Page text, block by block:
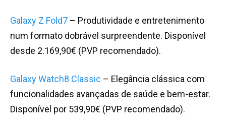
Galaxy Z Fold7 – Produtividade e entretenimento
num formato dobrável surpreendente. Disponível
desde 2.169,90€ (PVP recomendado).
Galaxy Watch8 Classic – Elegância clássica com
funcionalidades avançadas de saúde e bem-estar.
Disponível por 539,90€ (PVP recomendado).